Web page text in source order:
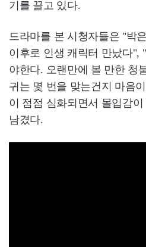
기를 끌고 있다.
드라마를 본 시청자들은 "박
이후로 인생 캐릭터 만났다",
야한다. 오랜만에 볼 만한 청
귀는 몇 번을 맞는건지 마음
이 점점 심화되면서 몰입감
남겼다.